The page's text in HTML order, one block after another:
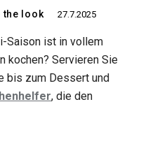
the look 27.7.2025
Saison ist in vollem
kochen? Servieren Sie
bis zum Dessert und
, die den